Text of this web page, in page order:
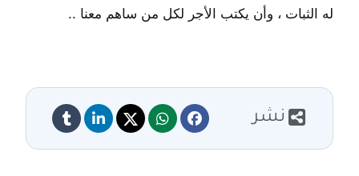
له الثبات ، وأن يكتب الأجر لكل من ساهم معنا ..
نشر